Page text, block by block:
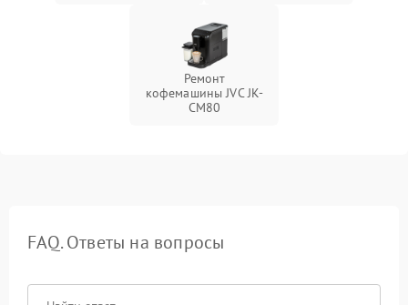
Ремонт
кофемашины JVC JK-
CM80
FAQ. Ответы на вопросы